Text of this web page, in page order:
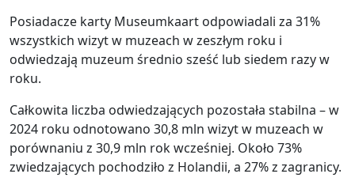
Posiadacze karty Museumkaart odpowiadali za 31%
wszystkich wizyt w muzeach w zeszłym roku i
odwiedzają muzeum średnio sześć lub siedem razy w
roku.
Całkowita liczba odwiedzających pozostała stabilna – w
2024 roku odnotowano 30,8 mln wizyt w muzeach w
porównaniu z 30,9 mln rok wcześniej. Około 73%
zwiedzających pochodziło z Holandii, a 27% z zagranicy.